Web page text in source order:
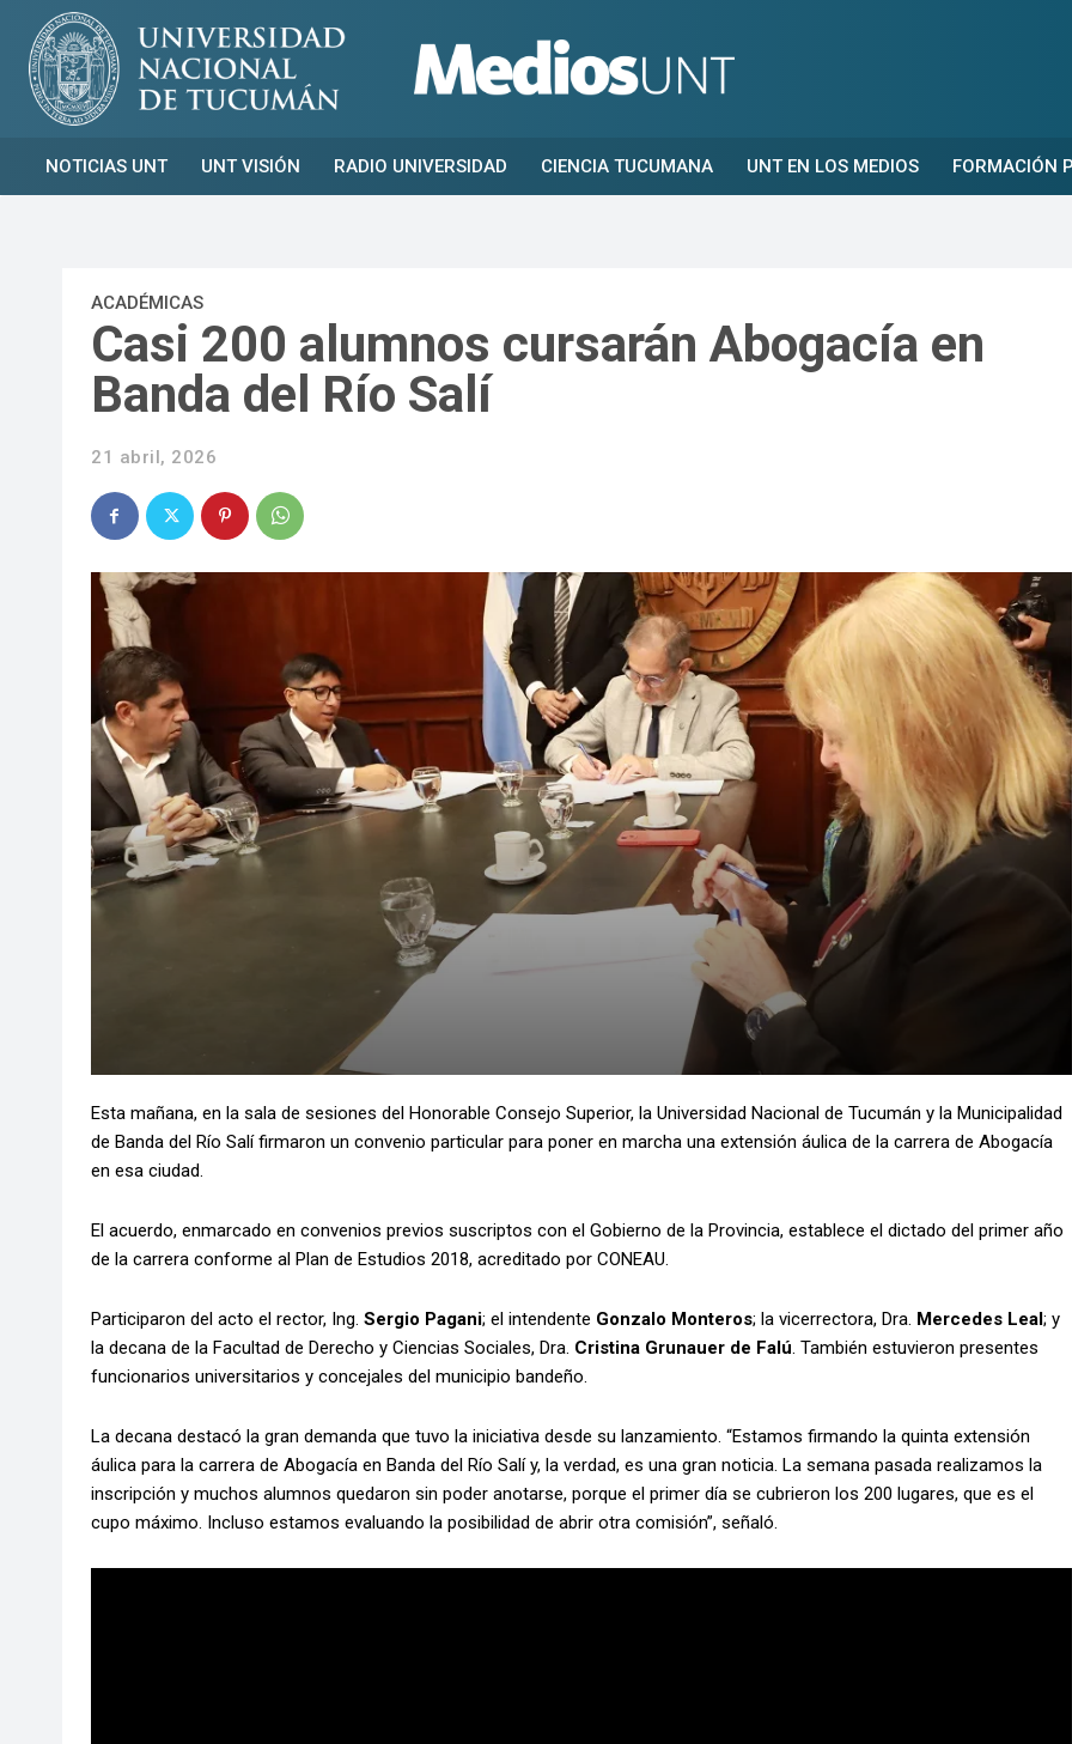
NOTICIAS UNT UNT VISIÓN RADIO UNIVERSIDAD CIENCIA TUCUMANA UNT EN LOS MEDIOS FORMACIÓN
ACADÉMICAS
Casi 200 alumnos cursarán Abogacía en
Banda del Río Salí
21 abril, 2026
Esta mañana, en la sala de sesiones del Honorable Consejo Superior, la Universidad Nacional de Tucumán y la Municipalidad
de Banda del Río Salí firmaron un convenio particular para poner en marcha una extensión áulica de la carrera de Abogacía
en esa ciudad.
El acuerdo, enmarcado en convenios previos suscriptos con el Gobierno de la Provincia, establece el dictado del primer año
de la carrera conforme al Plan de Estudios 2018, acreditado por CONEAU.
Participaron del acto el rector, Ing. Sergio Pagani; el intendente Gonzalo Monteros; la vicerrectora, Dra. Mercedes Leal ; y
la decana de la Facultad de Derecho y Ciencias Sociales, Dra. Cristina Grunauer de Falú. También estuvieron presentes
funcionarios universitarios y concejales del municipio bandeño.
La decana destacó la gran demanda que tuvo la iniciativa desde su lanzamiento. “Estamos firmando la quinta extensión
áulica para la carrera de Abogacía en Banda del Río Salí y, la verdad, es una gran noticia. La semana pasada realizamos la
inscripción y muchos alumnos quedaron sin poder anotarse, porque el primer día se cubrieron los 200 lugares, que es el
cupo máximo. Incluso estamos evaluando la posibilidad de abrir otra comisión”, señaló.